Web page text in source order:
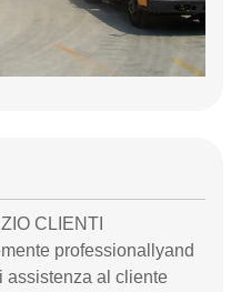
CLIENTI
professionallyand
assistenza al cliente